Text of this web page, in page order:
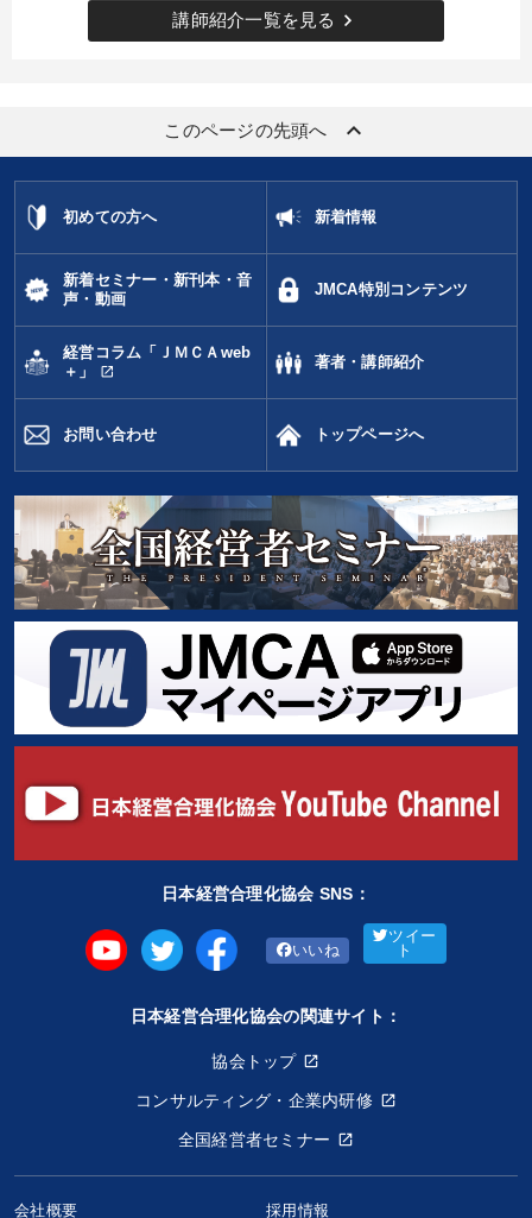
講師紹介一覧を見る keyboard_arrow_right
このページの先頭へ keyboard_arrow_up
初めての方へ 新着情報
新着セミナー・新刊本・音
声・動画
JMCA特別コンテンツ
経営コラム「ＪＭＣＡweb
＋」
open_in_new
著者・講師紹介
お問い合わせ トップページへ
日本経営合理化協会 SNS：
いいね
ツイー
ト
日本経営合理化協会の関連サイト：
協会トップ
コンサルティング・企業内研修
全国経営者セミナー
会社概要 採用情報